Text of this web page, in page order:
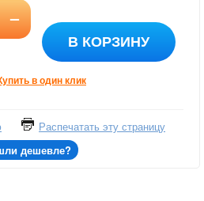
–
В КОРЗИНУ
в один клик
Распечатать эту страницу
дешевле?